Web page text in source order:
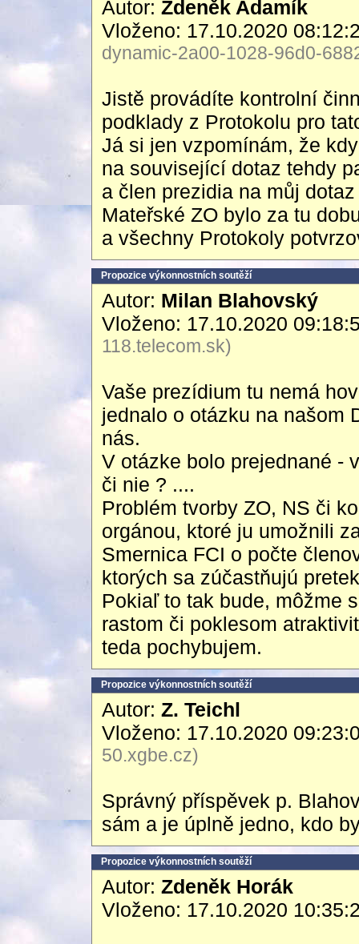
Autor: Zdeněk Adamík
Vloženo: 17.10.2020
dynamic-2a00-1028-96d0-
Jistě provádíte kontrolní
podklady z Protokolu pro
Já si jen vzpomínám, že
na související dotaz tehdy
a člen prezidia na můj
Mateřské ZO bylo za tu
a všechny Protokoly
Propozice výkonnostních soutěží
Autor: Milan Blahovský
Vloženo: 17.10.2020
118.telecom.sk)
Vaše prezídium tu nemá
jednalo o otázku na našom
nás.
V otázke bolo prejednané -
či nie ? ....
Problém tvorby ZO, NS či
orgánou, ktoré ju umožnili
Smernica FCI o počte
ktorých sa zúčastňujú
Pokiaľ to tak bude, môžme
rastom či poklesom
teda pochybujem.
Propozice výkonnostních soutěží
Autor: Z. Teichl
Vloženo: 17.10.2020
50.xgbe.cz)
Správný příspěvek p.
sám a je úplně jedno, kdo
Propozice výkonnostních soutěží
Autor: Zdeněk Horák
Vloženo: 17.10.2020